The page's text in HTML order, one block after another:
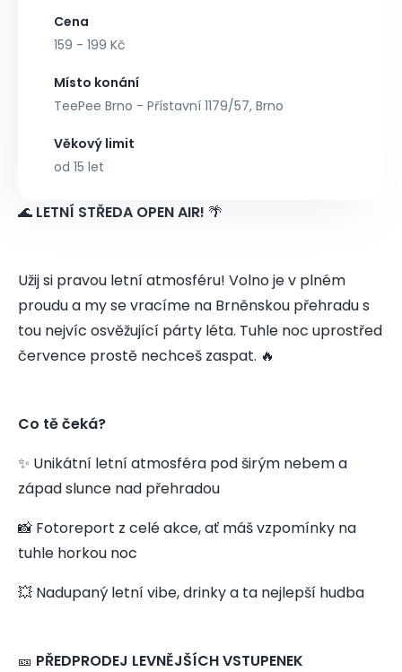
Cena
159 - 199 Kč
Místo konání
TeePee Brno - Přístavní 1179/57, Brno
Věkový limit
od 15 let
🌊 LETNÍ STŘEDA OPEN AIR! 🌴
Užij si pravou letní atmosféru! Volno je v plném
proudu a my se vracíme na Brněnskou přehradu s
tou nejvíc osvěžující párty léta. Tuhle noc uprostřed
července prostě nechceš zaspat. 🔥
Co tě čeká?
✨ Unikátní letní atmosféra pod širým nebem a
západ slunce nad přehradou
📸 Fotoreport z celé akce, ať máš vzpomínky na
tuhle horkou noc
💥 Nadupaný letní vibe, drinky a ta nejlepší hudba
🎫 PŘEDPRODEJ LEVNĚJŠÍCH VSTUPENEK